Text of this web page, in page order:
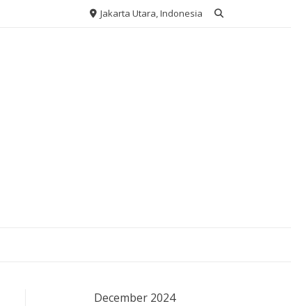
Jakarta Utara, Indonesia
December 2024